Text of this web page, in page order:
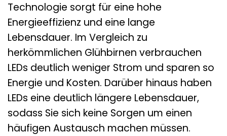
Technologie sorgt für eine hohe
Energieeffizienz und eine lange
Lebensdauer. Im Vergleich zu
herkömmlichen Glühbirnen verbrauchen
LEDs deutlich weniger Strom und sparen so
Energie und Kosten. Darüber hinaus haben
LEDs eine deutlich längere Lebensdauer,
sodass Sie sich keine Sorgen um einen
häufigen Austausch machen müssen.